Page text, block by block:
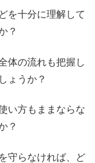
を十分に理解して
？
体の流れも把握し
ょうか？
い方もままならな
？
守らなければ、ど